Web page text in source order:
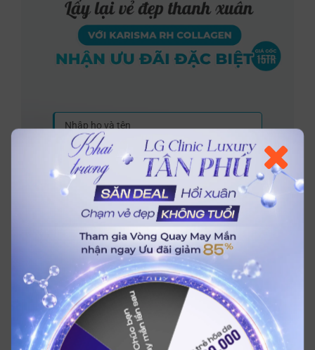
Nhận ngay ưu đãi